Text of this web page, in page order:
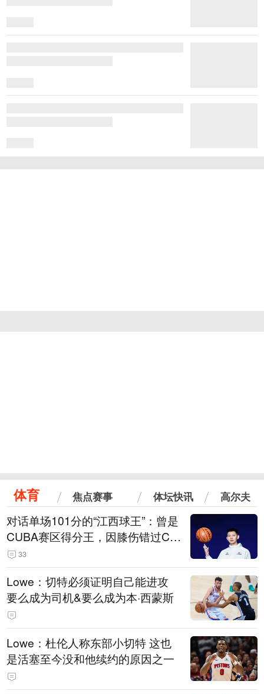
体育 焦点赛事 体坛快讯 高尔夫
对话单场101分的“江西球王”：曾是
CUBA赛区得分王，因膝伤错过CB
A选秀
33
Lowe：切特必须证明自己能进攻
要么成为司机&要么成为本·西蒙斯
Lowe：杜伦人称东部小切特 这也
是活塞至今没和他续约的原因之一